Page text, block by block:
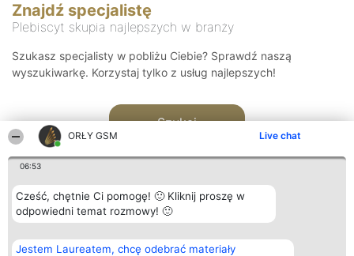
ORŁY GSM Live chat
06:53
Cześć, chętnie Ci pomogę! 🙂 Kliknij proszę w
odpowiedni temat rozmowy! 🙂
Jestem Laureatem, chcę odebrać materiały
Znajdź specjalistę
Plebiscyt skupia najlepszych w branży
Szukasz specjalisty w pobliżu Ciebie? Sprawdź naszą
wyszukiwarkę. Korzystaj tylko z usług najlepszych!
Szukaj
Organizator plebiscytu
Bright Side Solutions sp. z o.
Plebiscyt
Laureaci
Kontakt
Kontakt